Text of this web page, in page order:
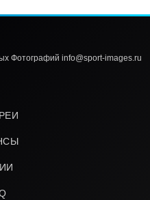
Фотографий info@sport-images.ru